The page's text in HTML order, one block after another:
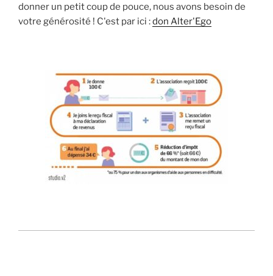
donner un petit coup de pouce, nous avons besoin de
votre générosité ! C'est par ici :don Alter'Ego